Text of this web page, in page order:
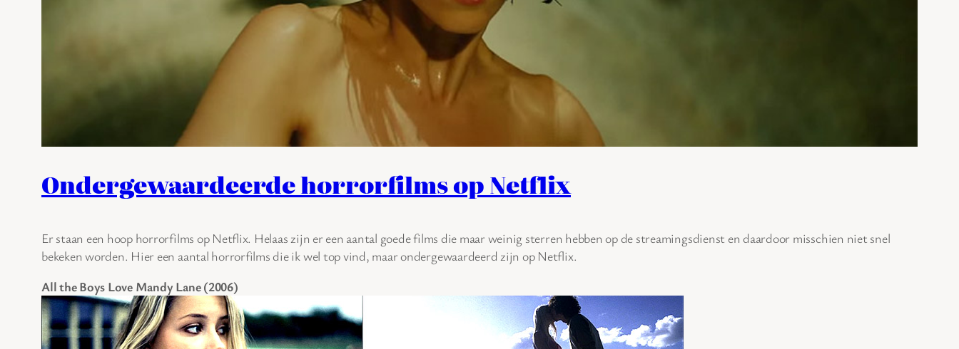
Ondergewaardeerde horrorfilms op Netflix
Er staan een hoop horrorfilms op Netflix. Helaas zijn er een aantal goede films die maar weinig sterren hebben op de streamingsdienst en daardoor misschien niet snel
bekeken worden. Hier een aantal horrorfilms die ik wel top vind, maar ondergewaardeerd zijn op Netflix.
All the Boys Love Mandy Lane (2006)